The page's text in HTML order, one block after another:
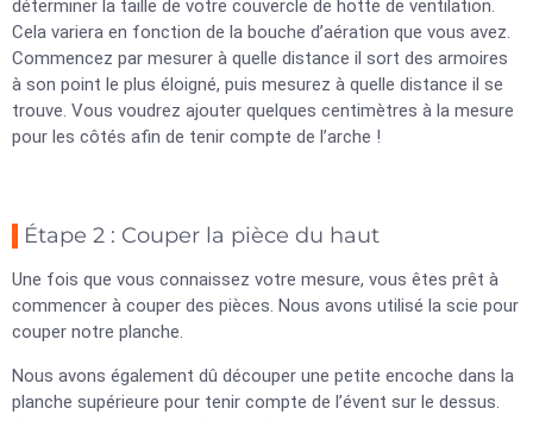
déterminer la taille de votre couvercle de hotte de ventilation.
Cela variera en fonction de la bouche d’aération que vous avez.
Commencez par mesurer à quelle distance il sort des armoires
à son point le plus éloigné, puis mesurez à quelle distance il se
trouve. Vous voudrez ajouter quelques centimètres à la mesure
pour les côtés afin de tenir compte de l’arche !
Étape 2 : Couper la pièce du haut
Une fois que vous connaissez votre mesure, vous êtes prêt à
commencer à couper des pièces. Nous avons utilisé la scie pour
couper notre planche.
Nous avons également dû découper une petite encoche dans la
planche supérieure pour tenir compte de l’évent sur le dessus.